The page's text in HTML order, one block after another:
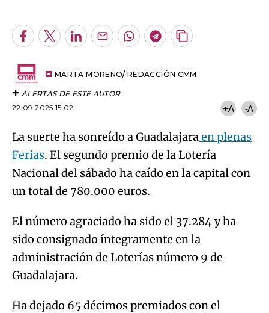
Facebook
TwitterLinkedInEnviarWhatsapp
Telegram
Copiar
artículo
MARTA MORENO/ REDACCIÓN CMM
ALERTAS DE ESTE AUTOR
22.09.2025 15:02
+A -A
La suerte ha sonreído a Guadalajaraen plenas
Ferias. El segundo premio de la Lotería
Nacional del sábado ha caído en la capital con
un total de 780.000 euros.
El número agraciado ha sido el 37.284 y ha
sido consignado íntegramente en la
administración de Loterías número 9 de
Guadalajara.
Ha dejado 65 décimos premiados con el